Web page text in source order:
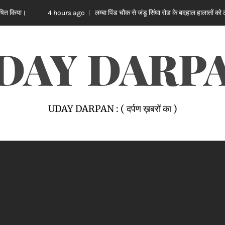
ago लम्बा पिंड चौक से जंडू सिंघा रोड के बदहाल हालातों को लेकर भाजपा का रोष प्रदर्शन
UDAY DARPAN : ( दर्पण ख़बरों का )